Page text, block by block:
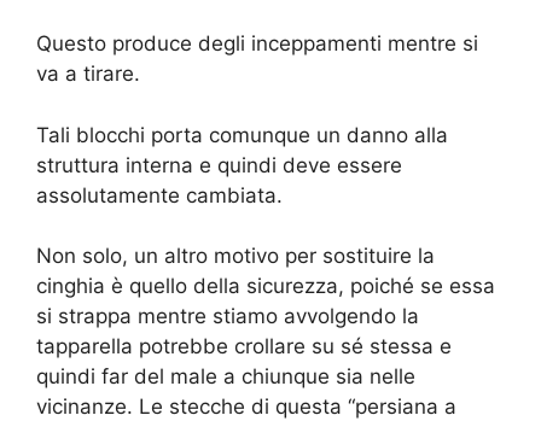
Questo produce degli inceppamenti mentre si
va a tirare.
Tali blocchi porta comunque un danno alla
struttura interna e quindi deve essere
assolutamente cambiata.
Non solo, un altro motivo per sostituire la
cinghia è quello della sicurezza, poiché se essa
si strappa mentre stiamo avvolgendo la
tapparella potrebbe crollare su sé stessa e
quindi far del male a chiunque sia nelle
vicinanze. Le stecche di questa “persiana a